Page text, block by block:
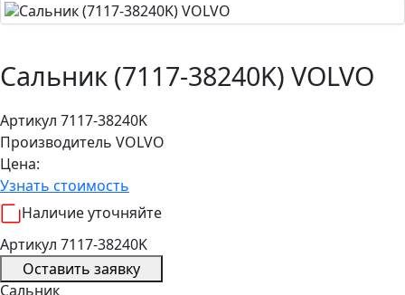
Сальник (7117-38240K) VOLVO
Артикул 7117-38240K
Производитель VOLVO
Цена:
Узнать стоимость
Наличие уточняйте
Артикул 7117-38240K
Оставить заявку
Сальник